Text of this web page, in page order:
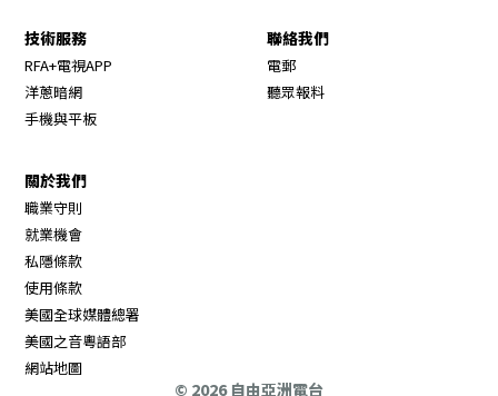
技術服務
RFA+電視APP
洋蔥暗網
手機與平板
聯絡我們
電郵
聽眾報料
關於我們
職業守則
就業機會
私隱條款
使用條款
美國全球媒體總署
美國之音粵語部
網站地圖
© 2026 自由亞洲電台